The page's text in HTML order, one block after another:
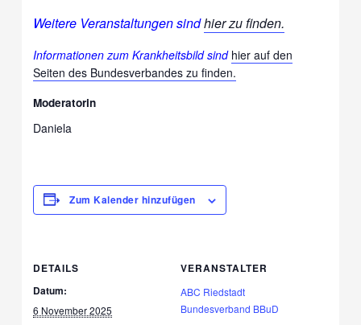
Weitere Veranstaltungen sindhier zu finden.
Informationen zum Krankheitsbild sind hier auf den
Seiten des Bundesverbandes zu finden.
Moderatorin
Daniela
Zum Kalender hinzufügen
DETAILS
Datum:
6 November 2025
VERANSTALTER
ABC Riedstadt
Bundesverband BBuD